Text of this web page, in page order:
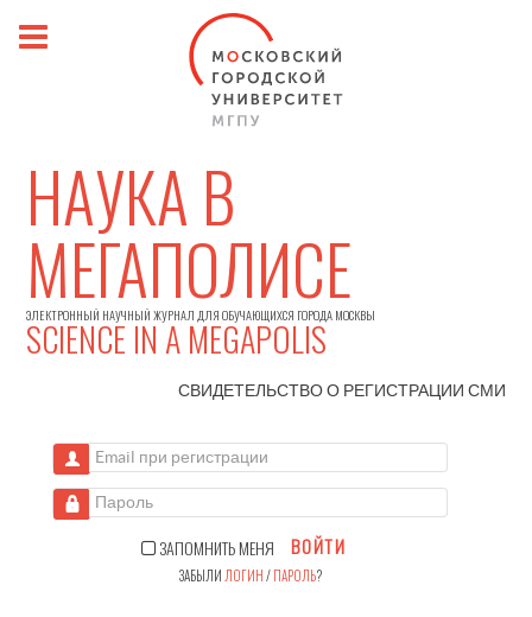
НАУКА В
МЕГАПОЛИСЕ
ЭЛЕКТРОННЫЙ НАУЧНЫЙ ЖУРНАЛ ДЛЯ ОБУЧАЮЩИХСЯ ГОРОДА МОСКВЫ
SCIENCE IN A MEGAPOLIS
СВИДЕТЕЛЬСТВО О РЕГИСТРАЦИИСМИ
Email при регистрации
Пароль
ЗАПОМНИТЬ МЕНЯ ВОЙТИ
ЗАБЫЛИ ЛОГИН/ПАРОЛЬ?